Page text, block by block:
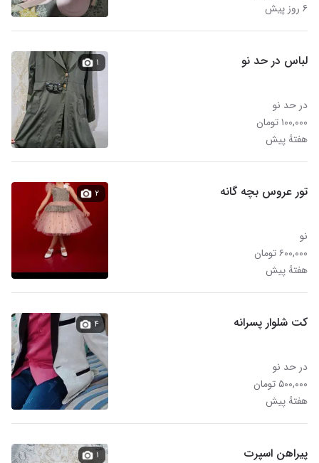
۶ روز پیش
لباس در حد نو
در حد نو
۱۰۰,۰۰۰ تومان
هفتهٔ پیش
۱
تور عروس بچه گانه
نو
۶۰۰,۰۰۰ تومان
هفتهٔ پیش
۲
کت شلوار پسرانه
در حد نو
۵۰۰,۰۰۰ تومان
هفتهٔ پیش
۴
پیراهن اسپرت ۱